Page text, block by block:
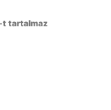
t tartalmaz